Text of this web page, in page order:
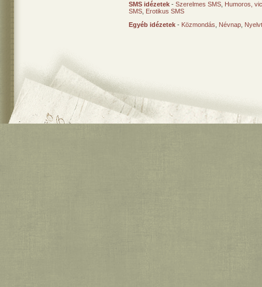
SMS idézetek - Szerelmes SMS Humoros,
SMS Erotikus SMS
Egyéb idézetek - Közmondás Névnap